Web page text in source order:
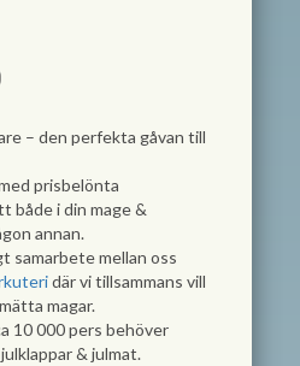
– den perfekta gåvan till
prisbelönta
både i din mage &
annan.
samarbete mellan oss
där vi tillsammans vill
magar.
10 000 pers behöver
& julmat.